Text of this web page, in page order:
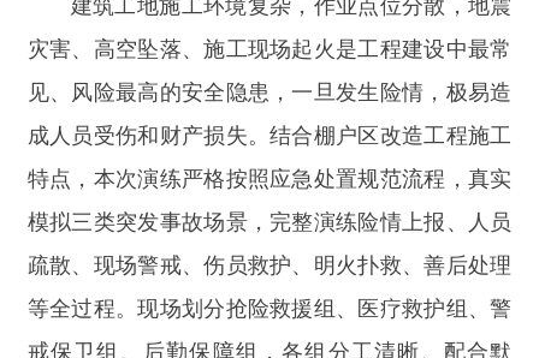
疏散、现场警戒、伤员救护、明火扑救、善后处理
等全过程。现场划分抢险救援组、医疗救护组、警
戒保卫组、后勤保障组，各组分工清晰、配合默
契，参演人员反应迅速、操作规范，顺利完成全部
演练任务。